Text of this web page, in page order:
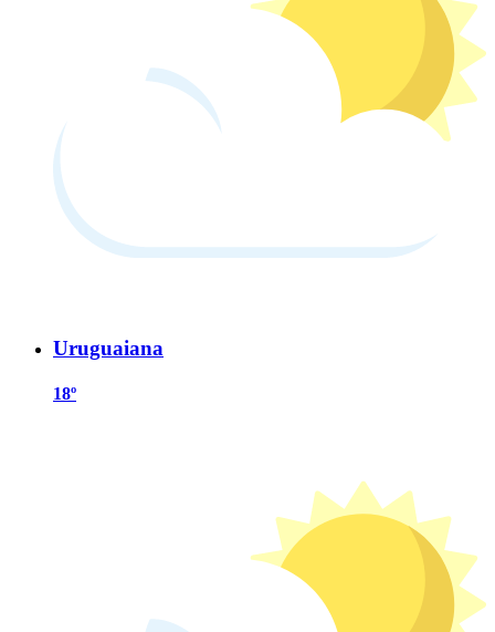
Uruguaiana
18º